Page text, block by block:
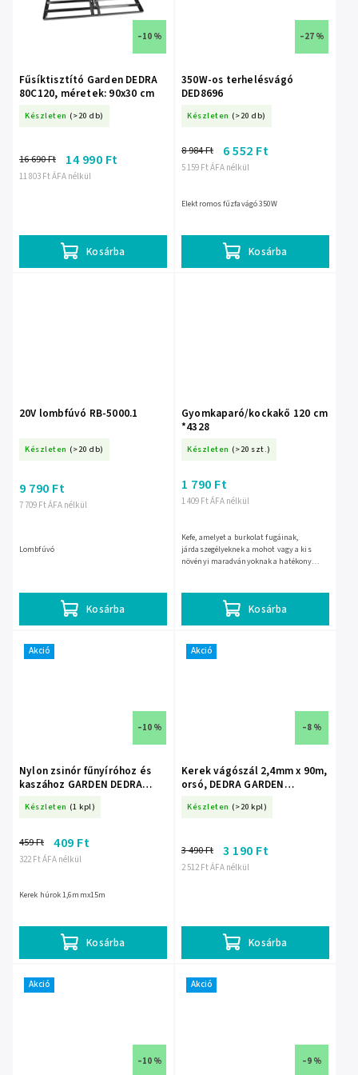
–10 %
Fűsíktisztító Garden DEDRA
80C120, méretek: 90x30 cm
Készleten (>20 db)
11 803 Ft ÁFA nélkül
16 690 Ft 14 990 Ft
Kosárba
–27 %
350W-os terhelésvágó
DED8696
Készleten (>20 db)
5 159 Ft ÁFA nélkül
8 984 Ft 6 552 Ft
Kosárba
Elektromos fűzfavágó 350W
20V lombfúvó RB-5000.1
Készleten (>20 db)
7 709 Ft ÁFA nélkül
9 790 Ft
Kosárba
Lombfúvó
Gyomkaparó/kockakő 120 cm
*4328
Készleten (>20 szt.)
1 409 Ft ÁFA nélkül
1 790 Ft
Kosárba
Kefe, amelyet a burkolat fugáinak,
járdaszegélyeknek a mohot vagy a kis
növényi maradványoknak a hatékony
Akció
–10 %
Nylon zsinór fűnyíróhoz és
kaszához GARDEN DEDRA
m hosszú
Készleten (1 kpl)
322 Ft ÁFA nélkül
459 Ft 409 Ft
Kosárba
Kerek húrok 1,6mmx15m
Akció
–8 %
Kerek vágószál 2,4mm x 90m,
orsó, DEDRA GARDEN
Készleten (>20 kpl)
2 512 Ft ÁFA nélkül
3 490 Ft 3 190 Ft
Kosárba
Akció
–10 %
Akció
–9 %